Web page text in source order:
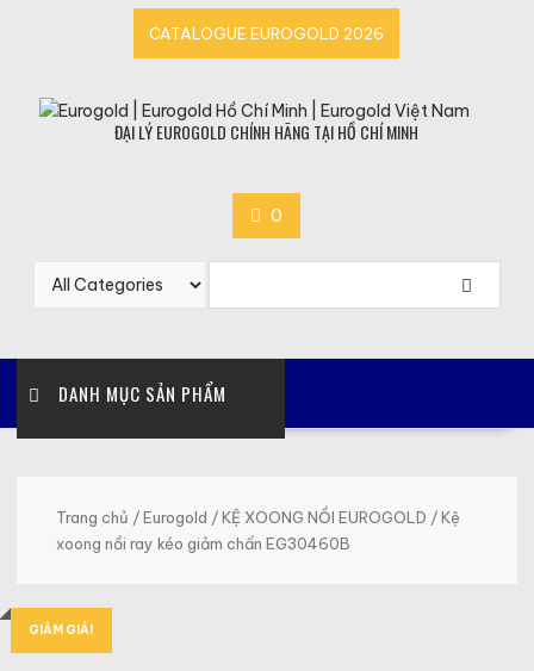
CATALOGUE EUROGOLD 2026
ĐẠI LÝ EUROGOLD CHÍNH HÃNG TẠI HỒ CHÍ MINH
0
DANH MỤC SẢN PHẨM
Trang chủ /Eurogold /KỆ XOONG NỒI EUROGOLD / Kệ
xoong nồi ray kéo giảm chấn EG30460B
GIẢM GIÁ!